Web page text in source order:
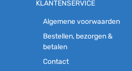
KLANTENSERVICE
Algemene voorwaarden
Bestellen, bezorgen &
betalen
Contact